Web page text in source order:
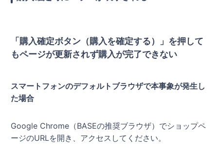
「購入確定ボタン（購入を確定する）」を押して
もページが更新されず購入が完了できない
スマートフォンのデフォルトブラウザで本事象が発生し
た場合
Google Chrome（BASEの推奨ブラウザ）でショップペ
ージのURLを開き、アクセスしてください。